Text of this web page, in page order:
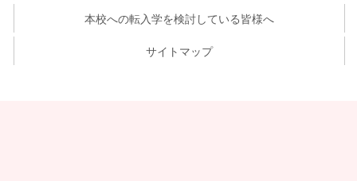
本校への転入学を検討している皆様へ
サイトマップ